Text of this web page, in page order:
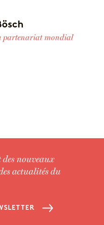
partenariat mondial
nouveaux
actualités du